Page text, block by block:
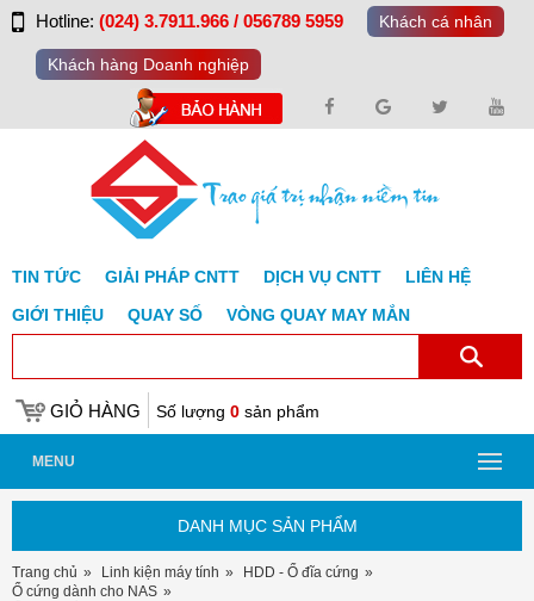
Hotline: (024) 3.7911.966 / 056789 5959 Khách cá nhân
Khách hàng Doanh nghiệp
TIN TỨC GIẢI PHÁP CNTT DỊCH VỤ CNTT
LIÊN HỆ
GIỚI THIỆU
QUAY SỐ VÒNG QUAY MAY MẮN
GIỎ HÀNG Số lượng 0 sản phẩm
MENU
DANH MỤC SẢN PHẨM
Trang chủ Linh kiện máy tính
HDD - Ổ đĩa cứng
Ổ cứng dành cho NAS